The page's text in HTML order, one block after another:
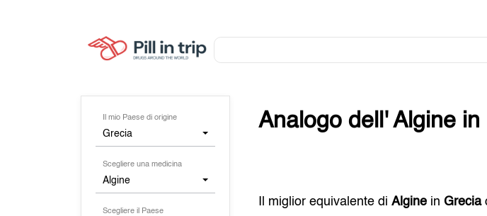
Il mio Paese di origine
Grecia
Scegliere una medicina
Algine
Scegliere il Paese
Analogo dell'Algine in
Il miglior equivalente diAlgine inGrecia